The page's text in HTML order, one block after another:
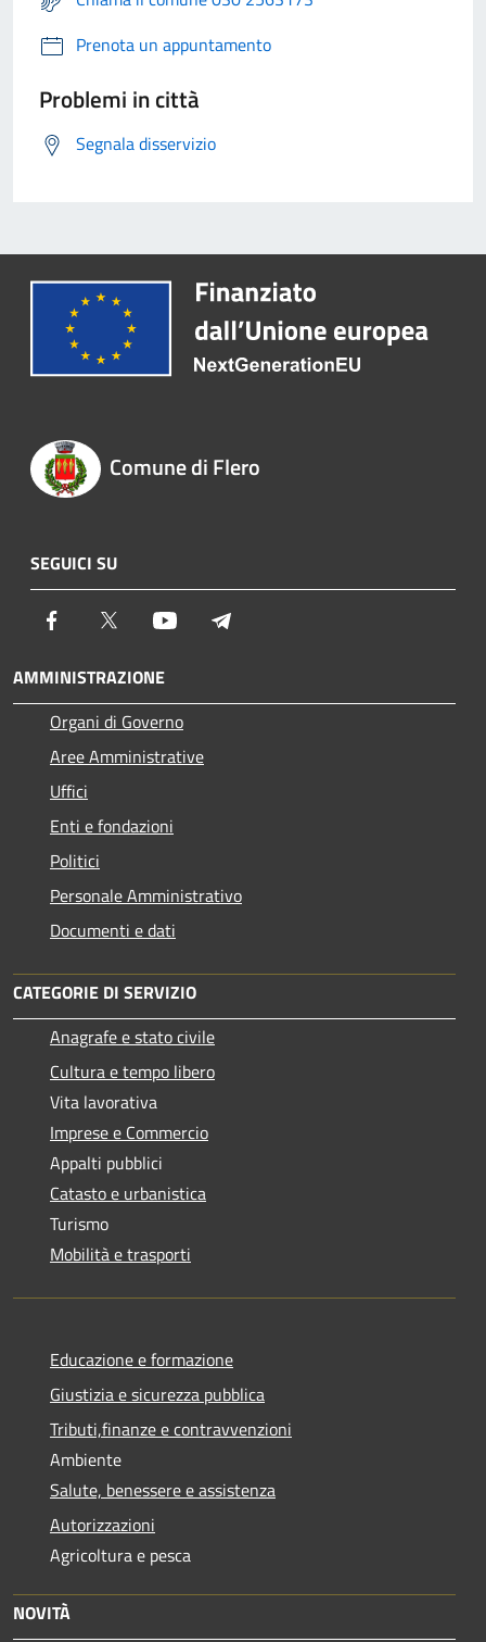
Prenota un appuntamento
Problemi in città
Segnala disservizio
Comune di Flero
SEGUICI SU
Facebook Twitter Youtube
AMMINISTRAZIONE
Organi di Governo
Aree Amministrative
Uffici
Enti e fondazioni
Politici
Personale Amministrativo
Documenti e dati
CATEGORIE DI SERVIZIO
Anagrafe e stato civile
Cultura e tempo libero
Vita lavorativa
Imprese e Commercio
Appalti pubblici
Catasto e urbanistica
Turismo
Mobilità e trasporti
Educazione e formazione
Giustizia e sicurezza pubblica
Tributi,finanze e contravvenzioni
Ambiente
Salute, benessere e assistenza
Autorizzazioni
Agricoltura e pesca
NOVITÀ